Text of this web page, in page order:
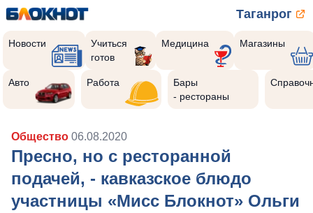
Таганрог
Новости
Учиться
готов
Медицина Магазины
Авто Работа
Бары
- рестораны
Общество 06.08.2020
Пресно, но с ресторанной
подачей, - кавказское блюдо
участницы «Мисс Блокнот» Ольги